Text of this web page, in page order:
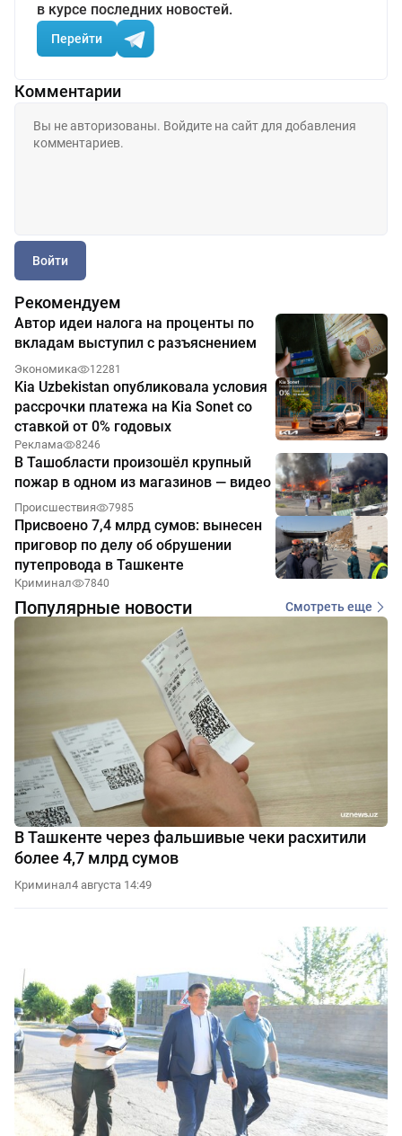
в курсе последних новостей.
Перейти
Комментарии
Войти
Рекомендуем
Автор идеи налога на проценты по
вкладам выступил с разъяснением
Экономика 12281
Kia Uzbekistan опубликовала условия
рассрочки платежа на Kia Sonet со
ставкой от 0% годовых
Реклама 8246
В Ташобласти произошёл крупный
пожар в одном из магазинов — видео
Происшествия 7985
Присвоено 7,4 млрд сумов: вынесен
приговор по делу об обрушении
путепровода в Ташкенте
Криминал 7840
Популярные новости Смотреть еще
В Ташкенте через фальшивые чеки расхитили
более 4,7 млрд сумов
Криминал4 августа 14:49